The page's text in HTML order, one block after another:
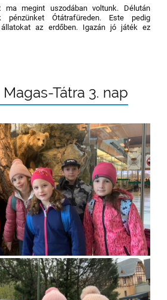
megint uszodában voltunk. Délután
pénzünket Ótátrafüreden. Este pedig
az erdőben. Igazán jó játék ez
Tátra 3. nap